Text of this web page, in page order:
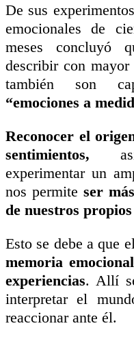
De sus
emocionales de
meses concluyó
describir con
también son
“emociones a
Reconocer el
sentimientos, así
experimentar un
nos permite ser
de nuestros
Esto se debe a que
memoria
experiencias. Allí
interpretar el
reaccionar ante él.